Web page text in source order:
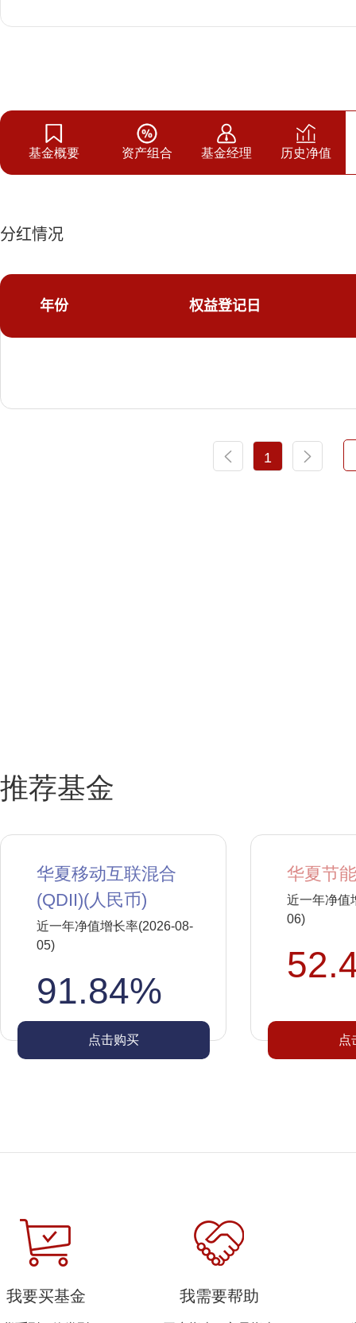
基金概要 资产组合 基金经理 历史净值
推荐基金
华夏移动互联混合
(QDII)(人民币)
近一年净值增长率(2026-08-
05)
91.84%
点击购买
华夏节
近一年净值
06)
点
我要买基金 我需要帮助